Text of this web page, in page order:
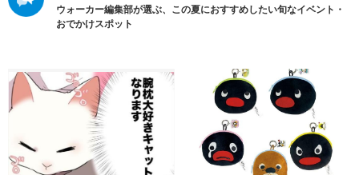
ウォーカー編集部が選ぶ、この夏におすすめしたい旬なイベント・
おでかけスポット